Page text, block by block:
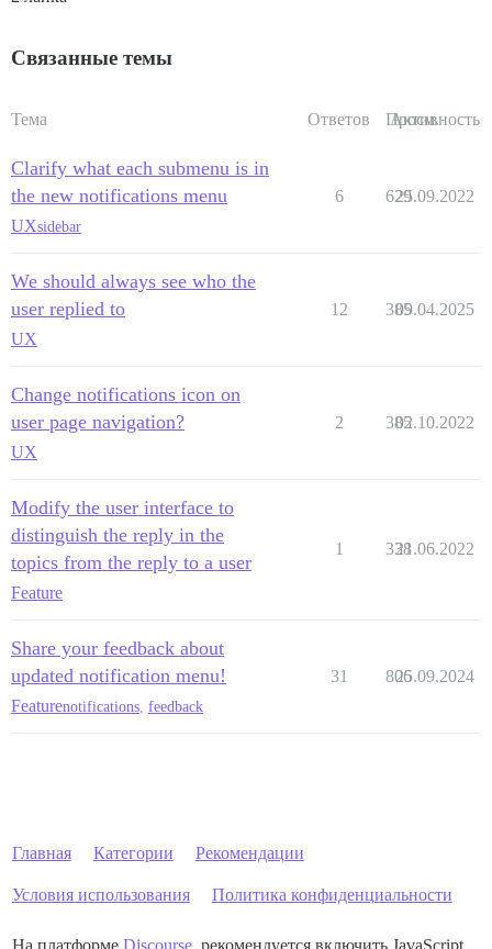
Связанные темы
Тема Ответов Просм.
Активность
Clarify what each submenu is in
the new notifications menu
UXsidebar
6 629
25.09.2022
We should always see who the
user replied to
UX
12 385
09.04.2025
Change notifications icon on
user page navigation?
UX
2 385
02.10.2022
Modify the user interface to
distinguish the reply in the
topics from the reply to a user
Feature
1 338
21.06.2022
Share your feedback about
updated notification menu!
Featurenotifications feedback
31 806
25.09.2024
Главная Категории Рекомендации
Условия использования Политика конфиденциальности
На платформе Discourse, рекомендуется включить JavaScript